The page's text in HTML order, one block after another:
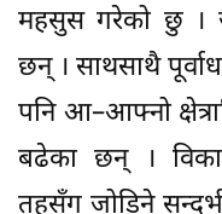
महसुस गरेको छु ।
छन् । साथसाथै
पनि आ–आफ्नो
बढेका छन् ।
तहसँग जोडिने